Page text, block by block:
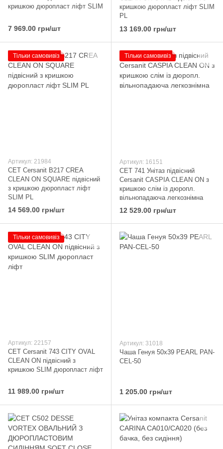
кришкою дюропласт ліфт SLIM
7 969.00 грн/шт
кришкою дюропласт ліфт SLIM
PL
13 169.00 грн/шт
Тільки самовивіз
Артикул: 21984
CET Cersanit В217 CREA
CLEAN ON SQUARE підвісний
з кришкою дюропласт ліфт
SLIM PL
14 569.00 грн/шт
Тільки самовивіз
Артикул: 16151
CET 741 Унітаз підвісний
Cersanit CASPIA CLEAN ON з
кришкою слім із дюропл.
вільнопадаюча легкознімна
12 529.00 грн/шт
Тільки самовивіз
Артикул: 22157
CET Cersanit 743 CITY OVAL
CLEAN ON підвісний з
кришкою SLIM дюропласт ліфт
11 989.00 грн/шт
Артикул: 31018
Чаша Генуя 50х39 PEARL PAN-
CEL-50
1 205.00 грн/шт